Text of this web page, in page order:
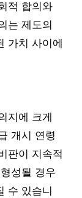
적 합의와
는 제도의
가치 사이에
지에 크게
개시 연령
판이 지속적
성될 경우
수 있습니